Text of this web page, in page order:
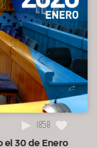
1858
30 de Enero